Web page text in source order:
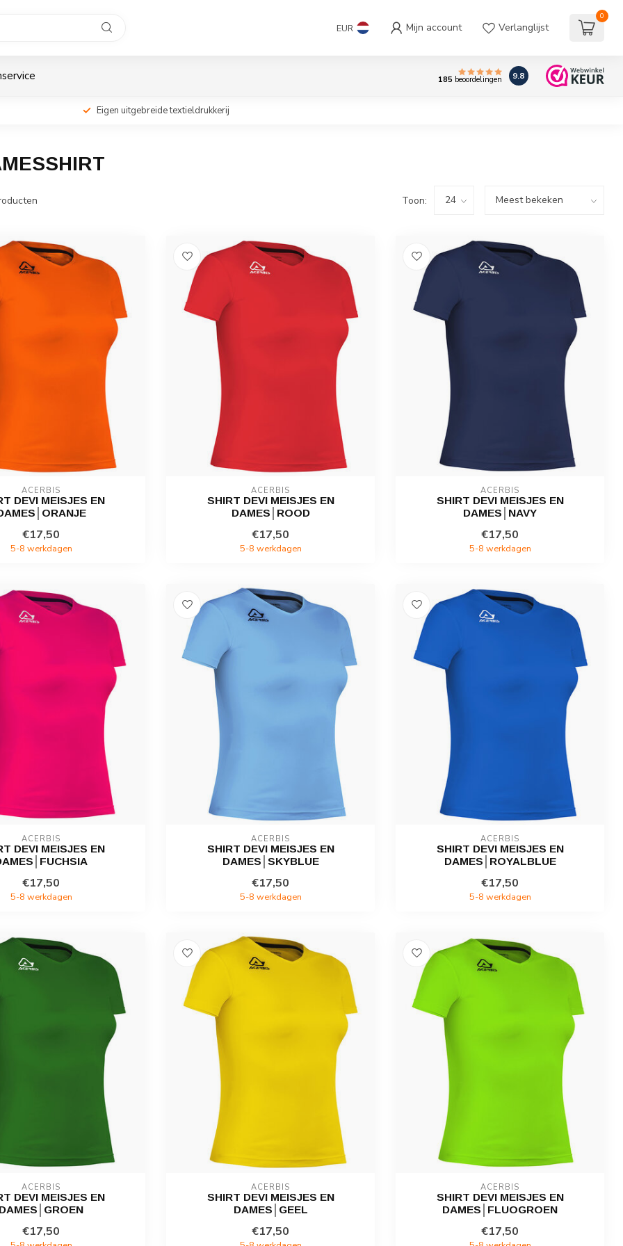
EUR Mijn account Verlanglijst
0
185 beoordelingen 9.8
Eigen uitgebreide textieldrukkerij
Toon:
ACERBIS
DEVI MEISJES EN
€17,50
5-8 werkdagen
ACERBIS
SHIRT DEVI MEISJES EN
DAMES│ROOD
€17,50
5-8 werkdagen
ACERBIS
SHIRT DEVI MEISJES EN
DAMES│NAVY
€17,50
5-8 werkdagen
ACERBIS
DEVI MEISJES EN
€17,50
5-8 werkdagen
ACERBIS
SHIRT DEVI MEISJES EN
DAMES│SKYBLUE
€17,50
5-8 werkdagen
ACERBIS
SHIRT DEVI MEISJES EN
DAMES│ROYALBLUE
€17,50
5-8 werkdagen
ACERBIS
DEVI MEISJES EN
€17,50
ACERBIS
SHIRT DEVI MEISJES EN
DAMES│GEEL
€17,50
ACERBIS
SHIRT DEVI MEISJES EN
DAMES│FLUOGROEN
€17,50